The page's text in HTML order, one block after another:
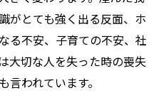
がとても強く出る反面、ホ
る不安、子育ての不安、社
大切な人を失った時の喪失
われています。